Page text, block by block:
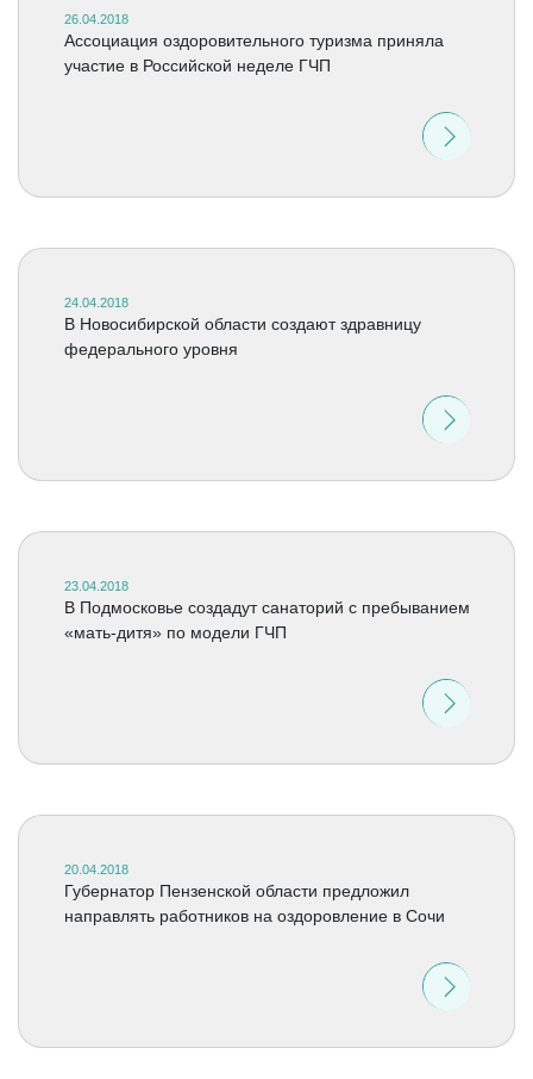
26.04.2018
Ассоциация оздоровительного туризма приняла
участие в Российской неделе ГЧП
24.04.2018
В Новосибирской области создают здравницу
федерального уровня
23.04.2018
В Подмосковье создадут санаторий с пребыванием
«мать-дитя» по модели ГЧП
20.04.2018
Губернатор Пензенской области предложил
направлять работников на оздоровление в Сочи